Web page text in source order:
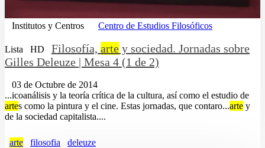
Institutos y Centros Centro de Estudios Filosóficos
Lista HD Filosofía, arte y sociedad. Jornadas sobre
Gilles Deleuze | Mesa 4 (1 de 2)
03 de Octubre de 2014
...icoanálisis y la teoría crítica de la cultura, así como el estudio de
artes como la pintura y el cine. Estas jornadas, que contaro...arte y
de la sociedad capitalista....
arte filosofia deleuze